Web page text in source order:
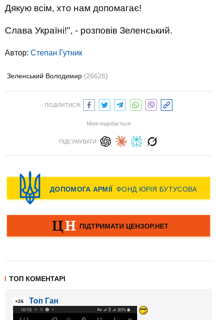
Дякую всім, хто нам допомагає!
Слава Україні!", - розповів Зеленський.
Автор: Степан Гутник
Зеленський Володимир (26626)
ПОДІЛИТИСЯ:
Мені подобається
ПІДСУМУВАТИ:
ТОП КОМЕНТАРІ
+26 Топ Ган